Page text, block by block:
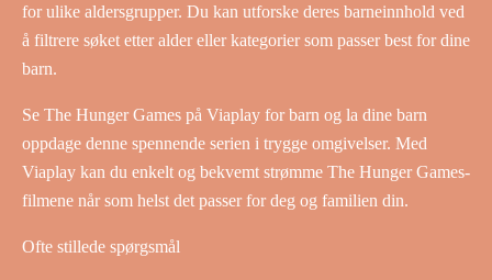
for ulike aldersgrupper. Du kan utforske deres barneinnhold ved
å filtrere søket etter alder eller kategorier som passer best for dine
barn.
Se The Hunger Games på Viaplay for barn og la dine barn
oppdage denne spennende serien i trygge omgivelser. Med
Viaplay kan du enkelt og bekvemt strømme The Hunger Games-
filmene når som helst det passer for deg og familien din.
Ofte stillede spørgsmål